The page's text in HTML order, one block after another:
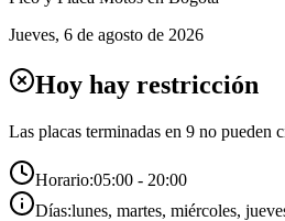
Jueves, 6 de agosto de 2026
Hoy hay restricción
Las placas terminadas en 9 no pueden
Horario:05:00 - 20:00
Días:lunes, martes, miércoles,